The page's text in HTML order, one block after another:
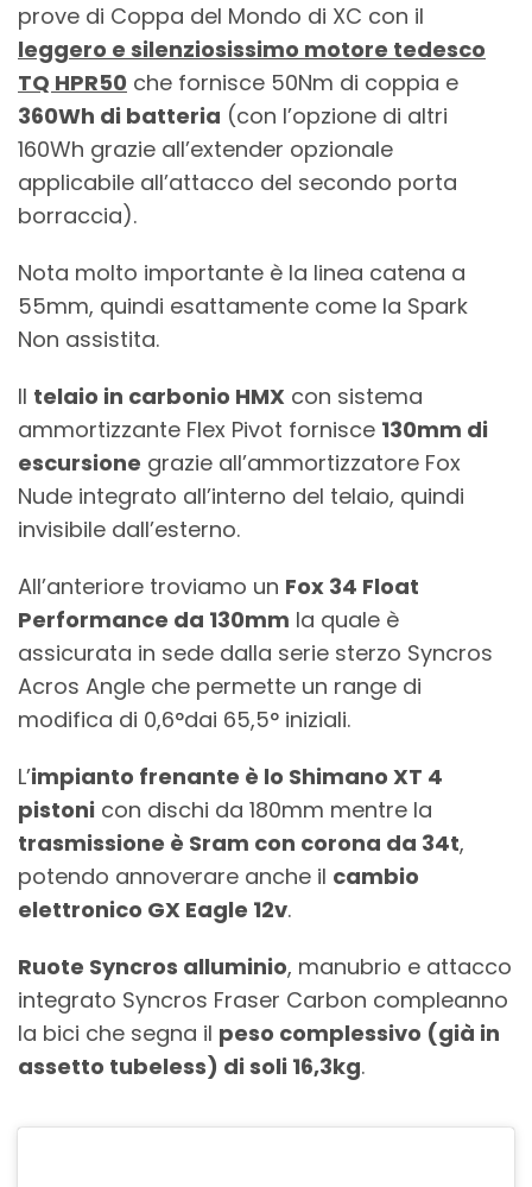
prove di Coppa del Mondo di XC con il
leggero e silenziosissimo motore tedesco
TQ HPR50 che fornisce 50Nm di coppia e
360Wh di batteria (con l’opzione di altri
160Wh grazie all’extender opzionale
applicabile all’attacco del secondo porta
borraccia).
Nota molto importante è la linea catena a
55mm, quindi esattamente come la Spark
Non assistita.
Il telaio in carbonio HMX con sistema
ammortizzante Flex Pivot fornisce 130mm di
escursione grazie all’ammortizzatore Fox
Nude integrato all’interno del telaio, quindi
invisibile dall’esterno.
All’anteriore troviamo un Fox 34 Float
Performance da 130mm la quale è
assicurata in sede dalla serie sterzo Syncros
Acros Angle che permette un range di
modifica di 0,6°dai 65,5° iniziali.
L’impianto frenante è lo Shimano XT 4
pistoni con dischi da 180mm mentre la
trasmissione è Sram con corona da 34t,
potendo annoverare anche il cambio
elettronico GX Eagle 12v.
Ruote Syncros alluminio, manubrio e attacco
integrato Syncros Fraser Carbon compleanno
la bici che segna il peso complessivo (già in
assetto tubeless) di soli 16,3kg.